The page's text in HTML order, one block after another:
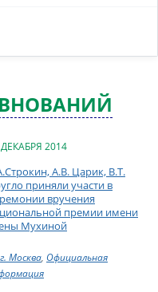
2014
А.В. Царик, В.Т.
приняли участи в
вручения
премии имени
Мухиной
г. Москва, Официальная